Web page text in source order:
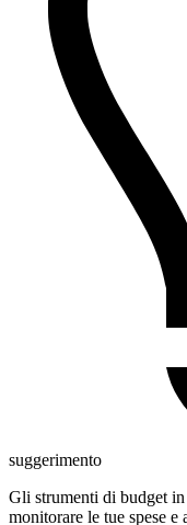
suggerimento
Gli strumenti di budget in
monitorare le tue spese